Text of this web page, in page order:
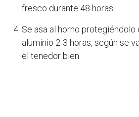
fresco durante 48 horas
Se asa al horno protegiéndolo
aluminio 2-3 horas, según se
el tenedor bien